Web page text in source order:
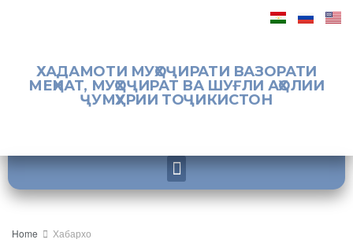
ХАДАМОТИ МУҲОҶИРАТИ ВАЗОРАТИ
МЕҲНАТ, МУҲОҶИРАТ ВА ШУҒЛИ АҲОЛИИ
ҶУМҲУРИИ ТОҶИКИСТОН
Home Хабархо